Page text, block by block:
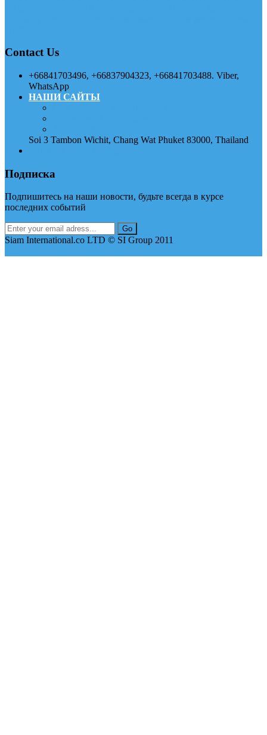
Contact Us
+66841703496, +66837904323, +66841703488. Viber,
WhatsApp
НАШИ САЙТЫ
Soi 3 Tambon Wichit, Chang Wat Phuket 83000, Thailand
Подписка
Подпишитесь на наши новости, будьте всегда в курсе
последних событий
Siam International.co LTD © SI Group 2011